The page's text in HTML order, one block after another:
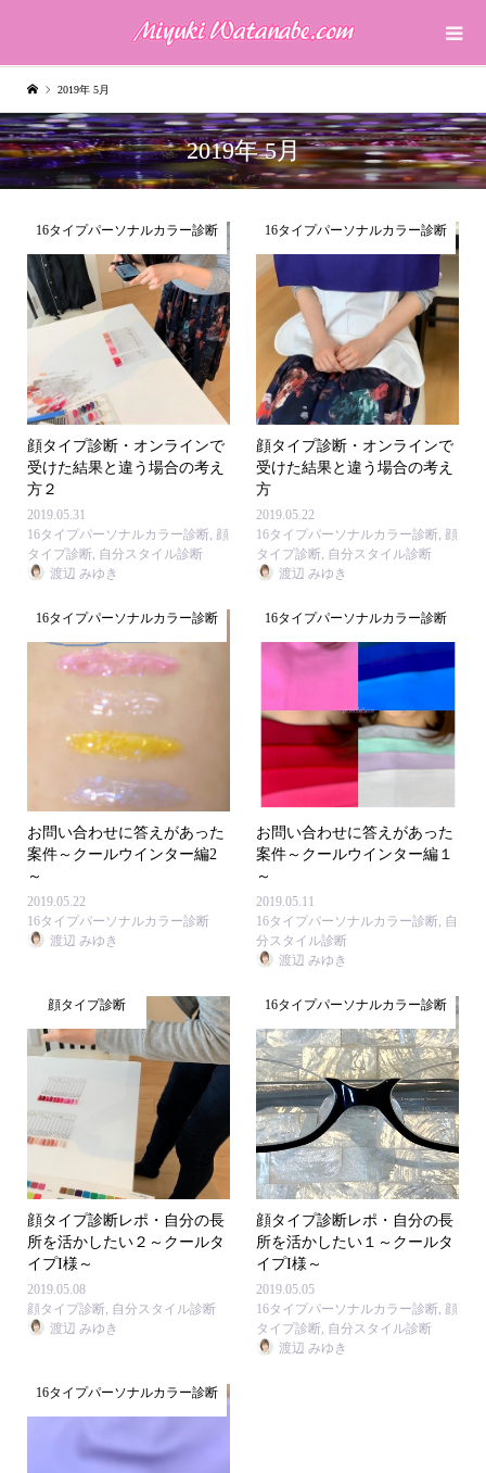
2019年 5月
2019年 5月
16タイプパーソナルカラー診断
顔タイプ診断・オンラインで
受けた結果と違う場合の考え
方２
2019.05.31
16タイプパーソナルカラー診断, 顔
タイプ診断, 自分スタイル診断
渡辺 みゆき
16タイプパーソナルカラー診断
顔タイプ診断・オンラインで
受けた結果と違う場合の考え
方
2019.05.22
16タイプパーソナルカラー診断 顔
タイプ診断 自分スタイル診断
渡辺 みゆき
16タイプパーソナルカラー診断
お問い合わせに答えがあった
案件～クールウインター編2
～
2019.05.22
16タイプパーソナルカラー診断
渡辺 みゆき
16タイプパーソナルカラー診断
お問い合わせに答えがあった
案件～クールウインター編１
～
2019.05.11
16タイプパーソナルカラー診断, 自
分スタイル診断
渡辺 みゆき
顔タイプ診断
顔タイプ診断レポ・自分の長
所を活かしたい２～クールタ
イプI様～
2019.05.08
顔タイプ診断, 自分スタイル診断
渡辺 みゆき
16タイプパーソナルカラー診断
顔タイプ診断レポ・自分の長
所を活かしたい１～クールタ
イプI様～
2019.05.05
16タイプパーソナルカラー診断, 顔
タイプ診断, 自分スタイル診断
渡辺 みゆき
16タイプパーソナルカラー診断